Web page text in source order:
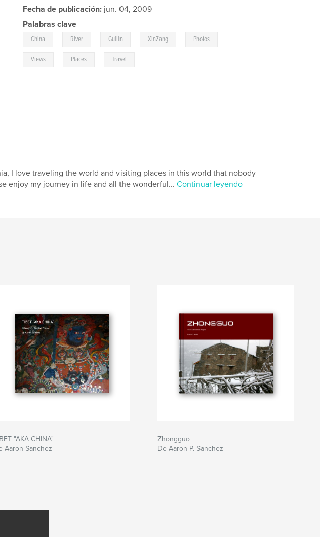
Fecha de publicación: jun. 04, 2009
Palabras clave
China River Guilin XinZang Photos
Views Places Travel
I love traveling the world and visiting places in this world that nobody
enjoy my journey in life and all the wonderful... Continuar leyendo
"AKA CHINA"
Aaron Sanchez
Zhongguo
De Aaron P. Sanchez